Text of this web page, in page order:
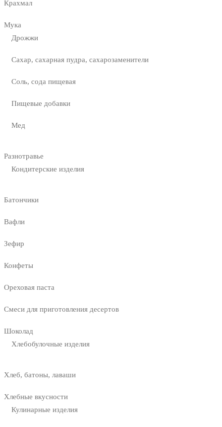
Крахмал
Мука
Дрожжи
Сахар, сахарная пудра, сахарозаменители
Соль, сода пищевая
Пищевые добавки
Мед
Разнотравье
Кондитерские изделия
Батончики
Вафли
Зефир
Конфеты
Ореховая паста
Смеси для приготовления десертов
Шоколад
Хлебобулочные изделия
Хлеб, батоны, лаваши
Хлебные вкусности
Кулинарные изделия